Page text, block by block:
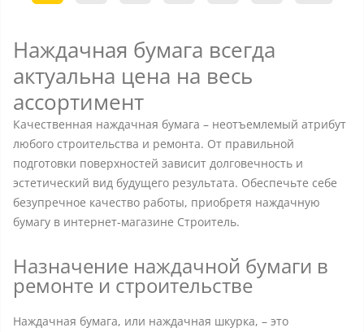
Наждачная бумага всегда
актуальна цена на весь
ассортимент
Качественная наждачная бумага – неотъемлемый атрибут
любого строительства и ремонта. От правильной
подготовки поверхностей зависит долговечность и
эстетический вид будущего результата. Обеспечьте себе
безупречное качество работы, приобретя наждачную
бумагу в интернет-магазине Строитель.
Назначение наждачной бумаги в
ремонте и строительстве
Наждачная бумага, или наждачная шкурка, – это